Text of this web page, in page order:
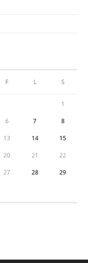
F L S
1
6 7 8
13 14 15
20 21 22
27 28 29